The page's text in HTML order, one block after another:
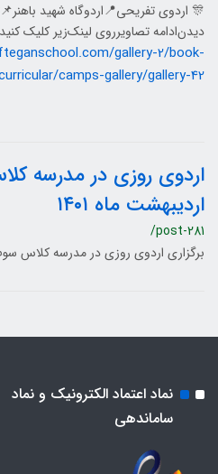
🎊 اردوی تفریحی📍اردوگاه شهید
دیدن‌ادامه تصاویر‌روی لینک‌زیر کلیک
gallery-2/book-
camps-gallery/gallery-42
اردوی روزی در مدرسه
اردیبهشت ماه ۱۴۰۱
/post-281
برگزاری اردوی روزی در مدرسه کلاس سوم و
نماد اعتماد الکترونیک و نماد
ساماندهی